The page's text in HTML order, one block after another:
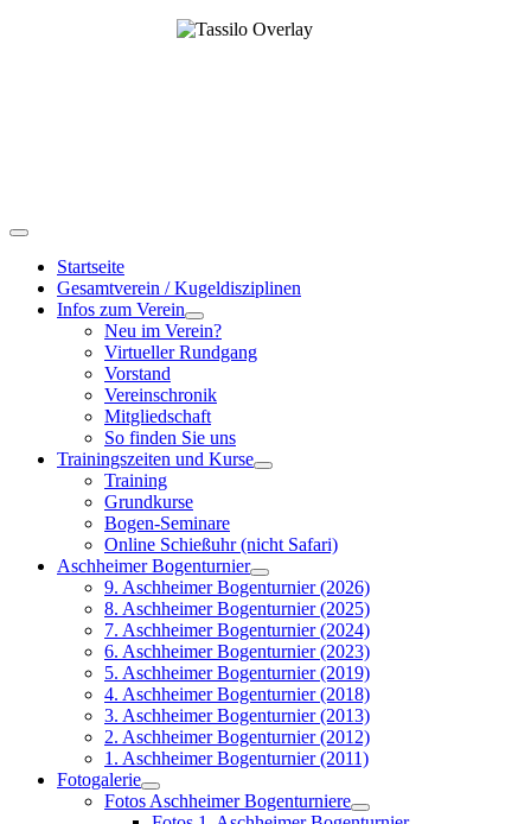
Startseite
Gesamtverein / Kugeldisziplinen
Infos zum Verein
Neu im Verein?
Virtueller Rundgang
Vorstand
Vereinschronik
Mitgliedschaft
So finden Sie uns
Trainingszeiten und Kurse
Training
Grundkurse
Bogen-Seminare
Online Schießuhr (nicht Safari)
Aschheimer Bogenturnier
9. Aschheimer Bogenturnier (2026)
8. Aschheimer Bogenturnier (2025)
7. Aschheimer Bogenturnier (2024)
6. Aschheimer Bogenturnier (2023)
5. Aschheimer Bogenturnier (2019)
4. Aschheimer Bogenturnier (2018)
3. Aschheimer Bogenturnier (2013)
2. Aschheimer Bogenturnier (2012)
1. Aschheimer Bogenturnier (2011)
Fotogalerie
Fotos Aschheimer Bogenturniere